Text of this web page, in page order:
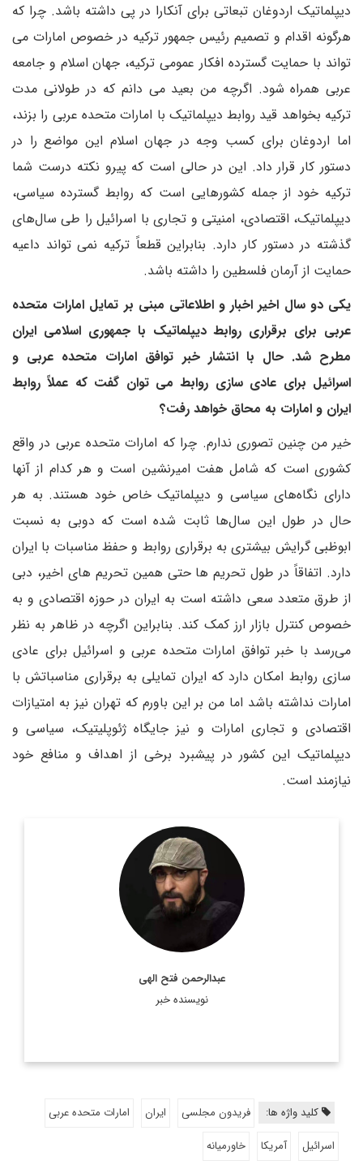
دیپلماتیک اردوغان تبعاتی برای آنکارا در پی داشته باشد. چرا که
هرگونه اقدام و تصمیم رئیس جمهور ترکیه در خصوص امارات می
تواند با حمایت گسترده افکار عمومی ترکیه، جهان اسلام و جامعه
عربی همراه شود. اگرچه من بعید می دانم که در طولانی مدت
ترکیه بخواهد قید روابط دیپلماتیک با امارات متحده عربی را بزند،
اما اردوغان برای کسب وجه در جهان اسلام این مواضع را در
دستور کار قرار داد. این در حالی است که پیرو نکته درست شما
ترکیه خود از جمله کشورهایی است که روابط گسترده سیاسی،
دیپلماتیک، اقتصادی، امنیتی و تجاری با اسرائیل را طی سال‌های
گذشته در دستور کار دارد. بنابراین قطعاً ترکیه نمی تواند داعیه
حمایت از آرمان فلسطین را داشته باشد.
یکی دو سال اخیر اخبار و اطلاعاتی مبنی بر تمایل امارات متحده
عربی برای برقراری روابط دیپلماتیک با جمهوری اسلامی ایران
مطرح شد. حال با انتشار خبر توافق امارات متحده عربی و
اسرائیل برای عادی سازی روابط می توان گفت که عملاً روابط
ایران و امارات به محاق خواهد رفت؟
خیر من چنین تصوری ندارم. چرا که امارات متحده عربی در واقع
کشوری است که شامل هفت امیرنشین است و هر کدام از آنها
دارای نگاه‌های سیاسی و دیپلماتیک خاص خود هستند. به هر
حال در طول این سال‌ها ثابت شده است که دوبی به نسبت
ابوظبی گرایش بیشتری به برقراری روابط و حفظ مناسبات با ایران
دارد. اتفاقاً در طول تحریم ها حتی همین تحریم های اخیر، دبی
از طرق متعدد سعی داشته است به ایران در حوزه اقتصادی و به
خصوص کنترل بازار ارز کمک کند. بنابراین اگرچه در ظاهر به نظر
می‌رسد با خبر توافق امارات متحده عربی و اسرائیل برای عادی
سازی روابط امکان دارد که ایران تمایلی به برقراری مناسباتش با
امارات نداشته باشد اما من بر این باورم که تهران نیز به امتیازات
اقتصادی و تجاری امارات و نیز جایگاه ژئوپلیتیک، سیاسی و
دیپلماتیک این کشور در پیشبرد برخی از اهداف و منافع خود
نیازمند است.
عبدالرحمن فتح الهی
نویسنده خبر
روزنامه نگار و کارشناس ارشد روزنامه نگاری سیاسی و عضو
تحریریه دیپلماسی ایرانی.
اطلاعات بیشتر
کلید واژه ها: فریدون مجلسی ایران
امارات متحده عربی
اسرائیل
آمریکا خاورمیانه